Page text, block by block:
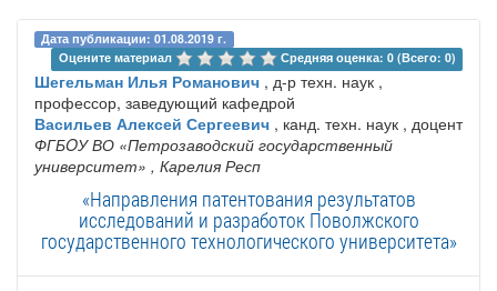
Дата публикации: 01.08.2019 г.
Оцените материал
Средняя оценка: 0 (Всего: 0)
Шегельман Илья Романович , д-р техн. наук ,
профессор, заведующий кафедрой
Васильев Алексей Сергеевич , канд. техн. наук , доцент
ФГБOУ ВО «Петрозаводский государственный
университет» , Карелия Респ
«Направления патентования результатов
исследований и разработок Поволжского
государственного технологического университета»